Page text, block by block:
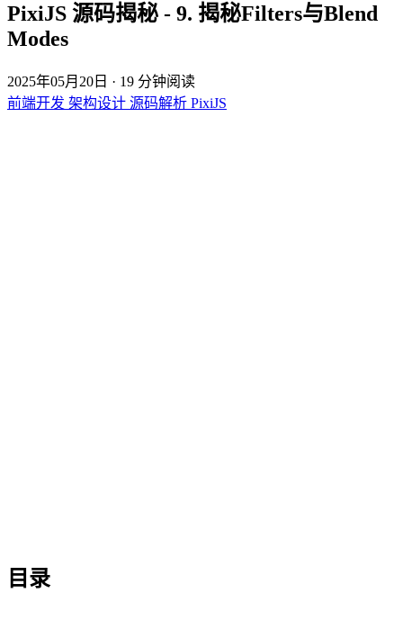
PixiJS 源码揭秘 - 9. 揭秘Filters与Blend
Modes
2025年05月20日 · 19 分钟阅读
前端开发 架构设计 源码解析 PixiJS
目录